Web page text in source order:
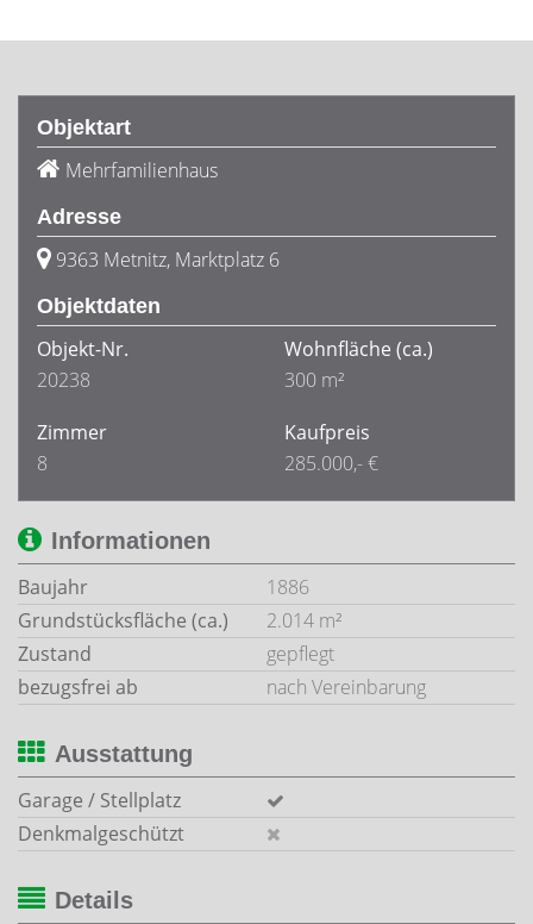
Objektart
Mehrfamilienhaus
Adresse
9363 Metnitz, Marktplatz 6
Objektdaten
Objekt-Nr.
20238
Wohnfläche (ca.)
300 m²
Zimmer
8
Kaufpreis
285.000,- €
Informationen
Baujahr
1886
Grundstücksfläche (ca.)
2.014 m²
Zustand
gepflegt
bezugsfrei ab
nach Vereinbarung
Ausstattung
Garage / Stellplatz
Denkmalgeschützt
Details